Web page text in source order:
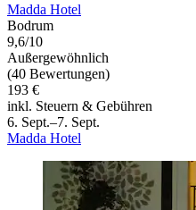
Madda Hotel
Bodrum
9,6/10
Außergewöhnlich
(40 Bewertungen)
193 €
inkl. Steuern & Gebühren
6. Sept.–7. Sept.
Madda Hotel